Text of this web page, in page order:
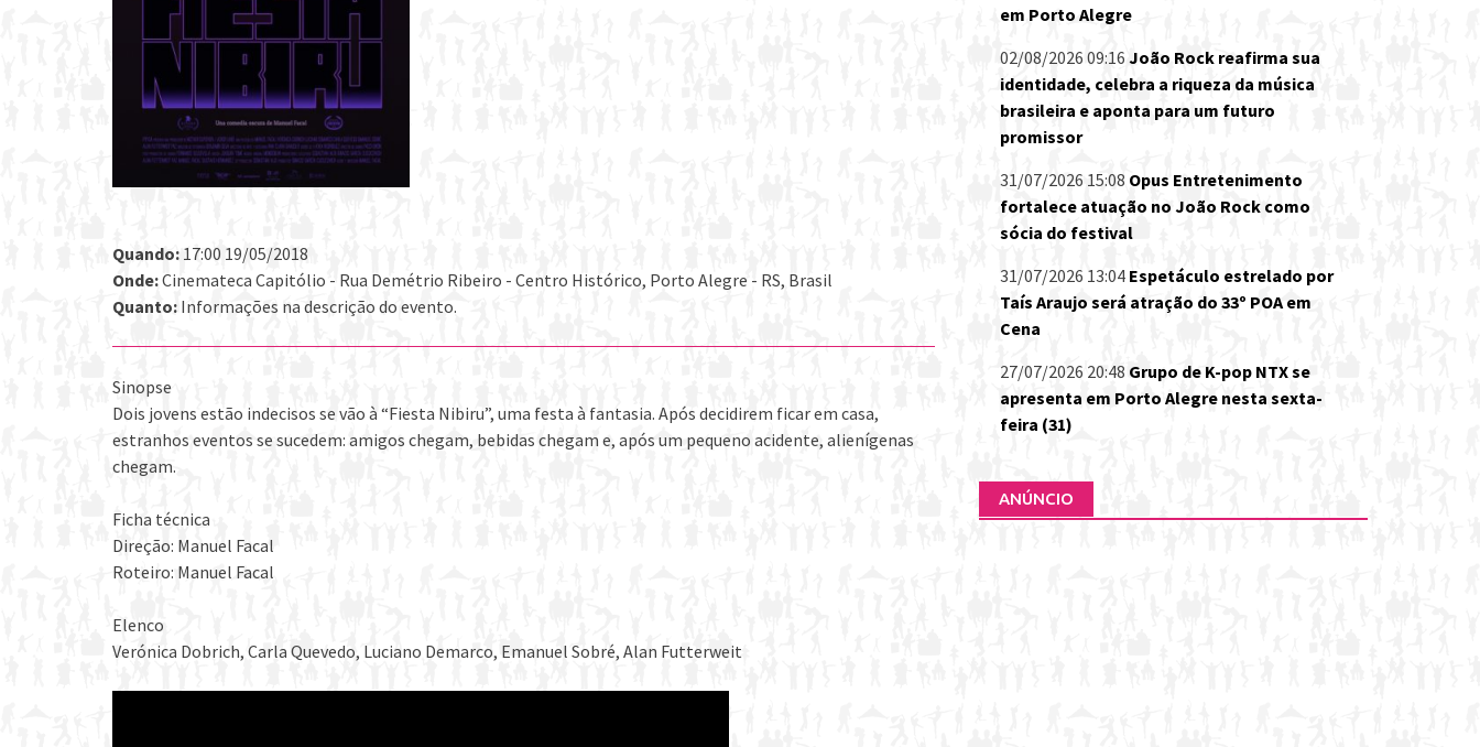
Quando: 17:00 19/05/2018
Onde:Cinemateca Capitólio - Rua Demétrio Ribeiro - Centro Histórico, Porto Alegre - RS, Brasil
Quanto: Informações na descrição do evento.
Sinopse
Dois jovens estão indecisos se vão à “Fiesta Nibiru”, uma festa à fantasia. Após decidirem ficar em casa,
estranhos eventos se sucedem: amigos chegam, bebidas chegam e, após um pequeno acidente, alienígenas
chegam.
Ficha técnica
Direção: Manuel Facal
Roteiro: Manuel Facal
Elenco
Verónica Dobrich, Carla Quevedo, Luciano Demarco, Emanuel Sobré, Alan Futterweit
em Porto Alegre
02/08/2026 09:16 João Rock reafirma sua
identidade, celebra a riqueza da música
brasileira e aponta para um futuro
promissor
31/07/2026 15:08 Opus Entretenimento
fortalece atuação no João Rock como
sócia do festival
31/07/2026 13:04 Espetáculo estrelado por
Taís Araujo será atração do 33º POA em
Cena
27/07/2026 20:48 Grupo de K-pop NTX se
apresenta em Porto Alegre nesta sexta-
feira (31)
ANÚNCIO